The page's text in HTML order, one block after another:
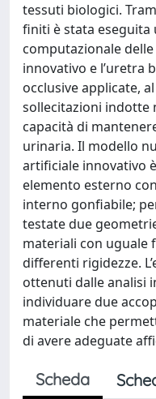
tessuti biologici.
finiti è stata eseguita
computazionale
innovativo e l’uretra
occlusive applicate,
sollecitazioni indotte
capacità di
urinaria. Il modello
artificiale innovativo
elemento esterno
interno gonfiabile;
testate due
materiali con uguale
differenti rigidezze.
ottenuti dalle analisi
individuare due
materiale che
di avere adeguate
Scheda